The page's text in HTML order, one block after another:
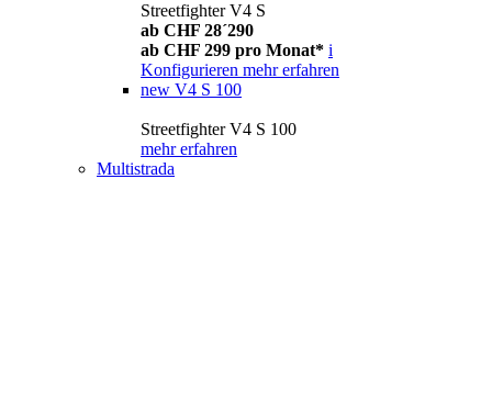
Streetfighter V4 S
ab CHF 28´290
ab CHF 299 pro Monat* i
Konfigurieren mehr erfahren
new V4 S 100
Streetfighter V4 S 100
mehr erfahren
Multistrada